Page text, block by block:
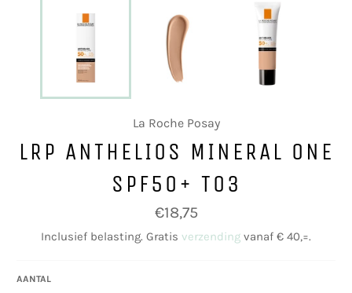
La Roche Posay
LRP ANTHELIOS MINERAL ONE
SPF50+ T03
Normale
prijs
€18,75
Inclusief belasting. Gratis verzending vanaf € 40,=.
AANTAL